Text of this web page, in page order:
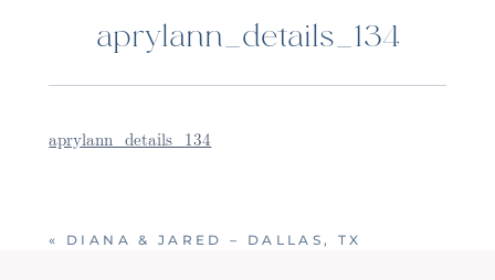
aprylann_details_134
aprylann_details_134
« DIANA & JARED – DALLAS, TX